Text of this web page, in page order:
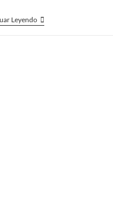
LeyendoNeque